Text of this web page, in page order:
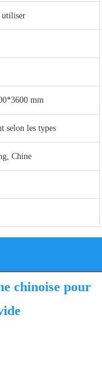
utiliser
mm
selon les types
Chine
chinoise pour